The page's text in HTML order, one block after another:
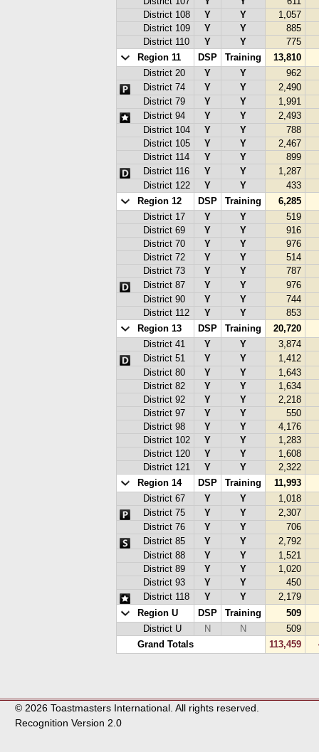
District 108
Y Y
1,057
District 109
Y Y
885
District 110
Y Y
775
Region 11
DSP Training
13,810
District 20
Y Y
962
District 74
Y Y
2,490
District 79
Y Y
1,991
District 94
Y Y
2,493
District 104
Y Y
788
District 105
Y Y
2,467
District 114
Y Y
899
District 116
Y Y
1,287
District 122
Y Y
433
Region 12
DSP Training
6,285
District 17
Y Y
519
District 69
Y Y
916
District 70
Y Y
976
District 72
Y Y
514
District 73
Y Y
787
District 87
Y Y
976
District 90
Y Y
744
District 112
Y Y
853
Region 13
DSP Training
20,720
District 41
Y Y
3,874
District 51
Y Y
1,412
District 80
Y Y
1,643
District 82
Y Y
1,634
District 92
Y Y
2,218
District 97
Y Y
550
District 98
Y Y
4,176
District 102
Y Y
1,283
District 120
Y Y
1,608
District 121
Y Y
2,322
Region 14
DSP Training
11,993
District 67
Y Y
1,018
District 75
Y Y
2,307
District 76
Y Y
706
District 85
Y Y
2,792
District 88
Y Y
1,521
District 89
Y Y
1,020
District 93
Y Y
450
District 118
Y Y
2,179
Region U
DSP Training
509
District U
N N
509
Grand Totals
113,459
© 2026 Toastmasters International. All rights reserved.
Recognition Version 2.0